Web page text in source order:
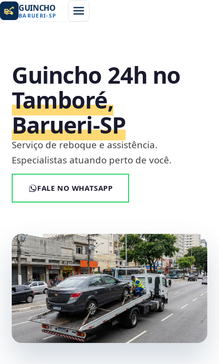
GUINCHO
BARUERI-SP
Guincho 24h no
Tamboré,
Barueri‑SP
Serviço de reboque e assistência.
Especialistas atuando perto de você.
FALE NO WHATSAPP